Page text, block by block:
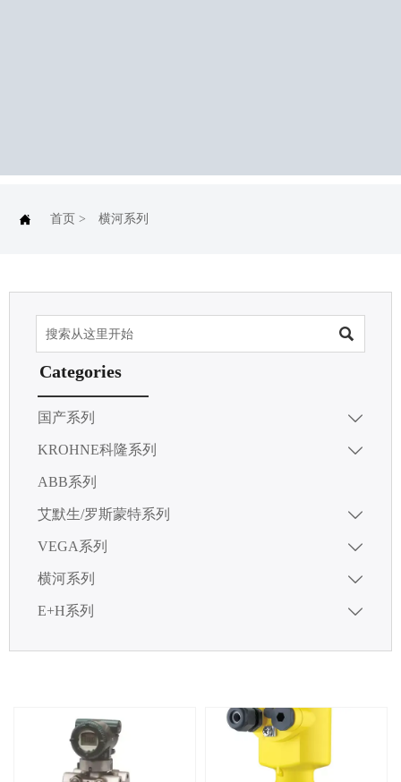
 首页 > 横河系列

Categories
国产系列 
KROHNE科隆系列 
ABB系列
艾默生/罗斯蒙特系列 
VEGA系列 
横河系列 
E+H系列 